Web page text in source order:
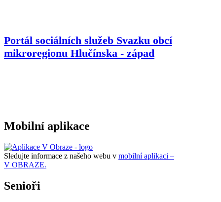
Portál sociálních služeb Svazku obcí
mikroregionu Hlučínska - západ
Mobilní aplikace
Sledujte informace z našeho webu v mobilní aplikaci –
V OBRAZE.
Senioři